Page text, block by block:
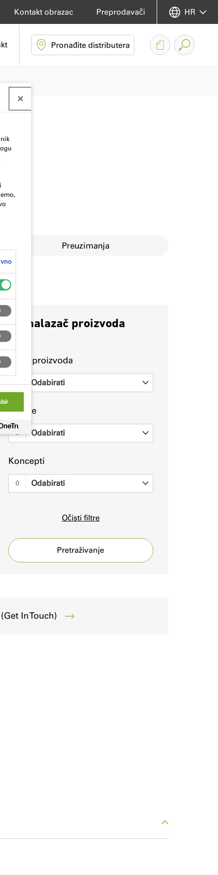
Pronađite distributera
Kontakt obrazac Preprodavači HR
Preuzimanja
Pronalazač proizvoda
Vrste proizvoda
0 Odabirati
Prijave
0 Odabirati
Koncepti
0 Odabirati
Očisti filtre
Pretraživanje
(Get In Touch)